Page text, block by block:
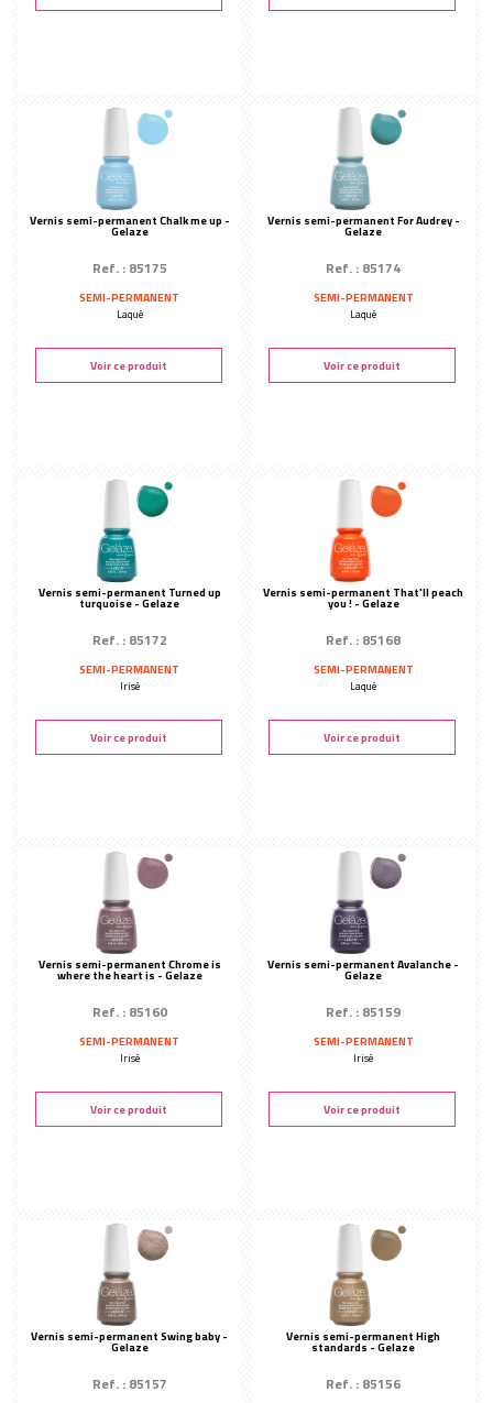
Vernis semi-permanent Chalk me up -
Gelaze
Ref. : 85175
SEMI-PERMANENT
Laqué
Voir ce produit
Vernis semi-permanent For Audrey -
Gelaze
Ref. : 85174
SEMI-PERMANENT
Laqué
Voir ce produit
Vernis semi-permanent Turned up
turquoise - Gelaze
Ref. : 85172
SEMI-PERMANENT
Irisé
Voir ce produit
Vernis semi-permanent That'll peach
you ! - Gelaze
Ref. : 85168
SEMI-PERMANENT
Laqué
Voir ce produit
Vernis semi-permanent Chrome is
where the heart is - Gelaze
Ref. : 85160
SEMI-PERMANENT
Irisé
Voir ce produit
Vernis semi-permanent Avalanche -
Gelaze
Ref. : 85159
SEMI-PERMANENT
Irisé
Voir ce produit
Vernis semi-permanent Swing baby -
Gelaze
Ref. : 85157
Vernis semi-permanent High
standards - Gelaze
Ref. : 85156